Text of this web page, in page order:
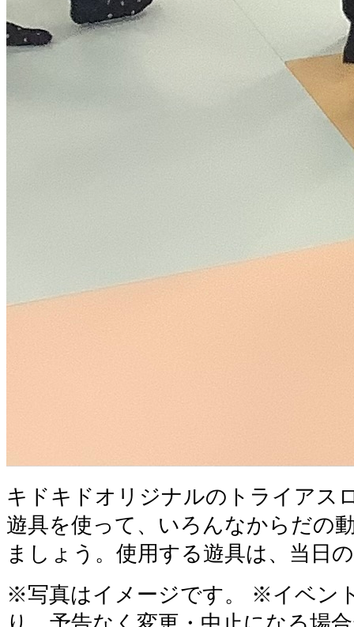
キドキドオリジナルのトライアス
遊具を使って、いろんなからだの
ましょう。使用する遊具は、当日
※写真はイメージです。 ※イベン